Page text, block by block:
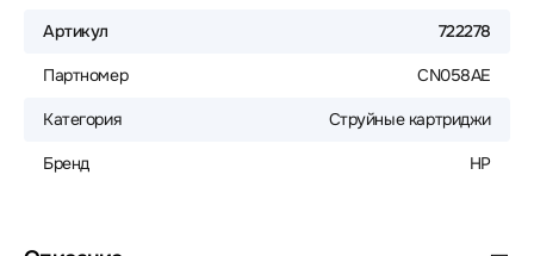
Артикул 722278
Партномер CN058AE
Категория Струйные картриджи
Бренд HP